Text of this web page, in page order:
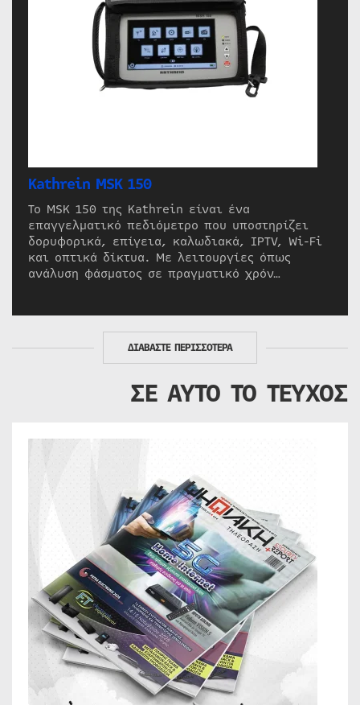
Kathrein MSK 150
Το MSK 150 της Kathrein είναι ένα
επαγγελματικό πεδιόμετρο που υποστηρίζει
δορυφορικά, επίγεια, καλωδιακά, IPTV, Wi-Fi
και οπτικά δίκτυα. Με λειτουργίες όπως
ανάλυση φάσματος σε πραγματικό χρόν…
ΔΙΑΒΑΣΤΕ ΠΕΡΙΣΣΟΤΕΡΑ
ΣΕ ΑΥΤΟ ΤΟ ΤΕΥΧΟΣ